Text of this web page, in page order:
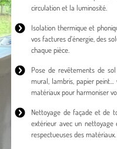
circulation et la luminosité.
Isolation thermique et
vos factures d’énergie, des
chaque pièce.
Pose de revêtements de
mural, lambris, papier
matériaux pour harmoniser
Nettoyage de façade et de
extérieur avec un nettoyage
respectueuses des matériaux.